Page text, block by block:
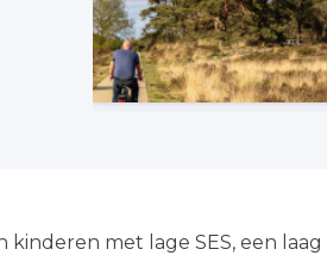
kinderen met lage SES, een